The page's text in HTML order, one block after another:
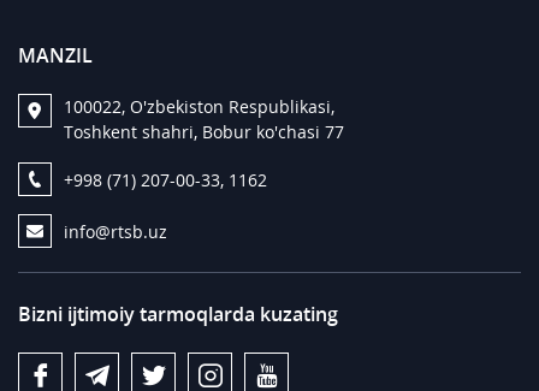
MANZIL
100022, O'zbekiston Respublikasi,
Toshkent shahri, Bobur ko'chasi 77
+998 (71) 207-00-33, 1162
info@rtsb.uz
Bizni ijtimoiy tarmoqlarda kuzating